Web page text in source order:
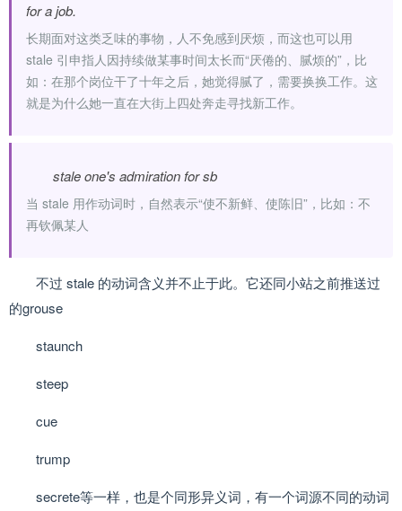
for a job.
长期面对这类乏味的事物，人不免感到厌烦，而这也可以用
stale 引申指人因持续做某事时间太长而“厌倦的、腻烦的”，比
如：在那个岗位干了十年之后，她觉得腻了，需要换换工作。这
就是为什么她一直在大街上四处奔走寻找新工作。
stale one's admiration for sb
当 stale 用作动词时，自然表示“使不新鲜、使陈旧”，比如：不
再钦佩某人
不过 stale 的动词含义并不止于此。它还同小站之前推送过
的grouse
staunch
steep
cue
trump
secrete等一样，也是个同形异义词，有一个词源不同的动词